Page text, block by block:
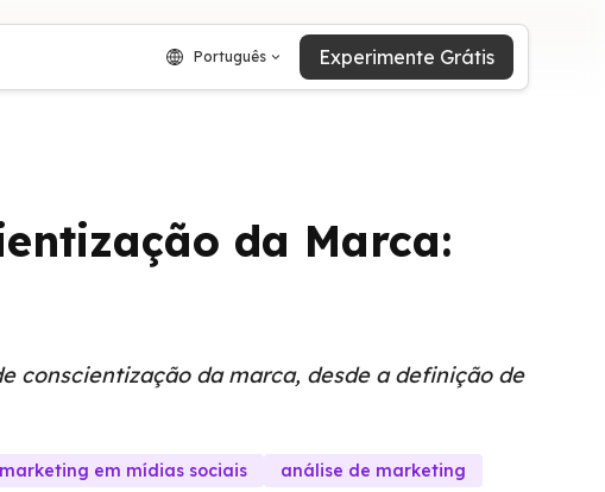
Português Experimente Grátis
da Marca:
conscientização da marca, desde a definição de
marketing em mídias sociais
análise de marketing